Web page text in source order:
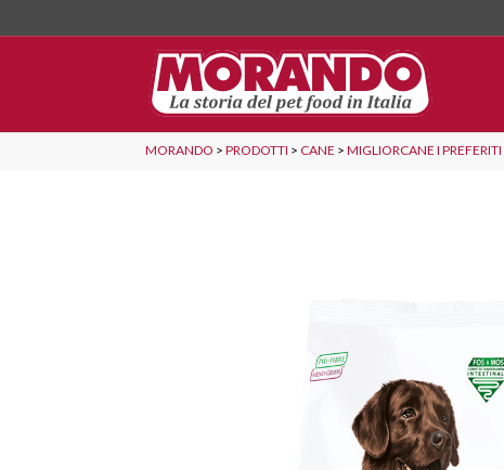
MORANDO >PRODOTTI >CANE >MIGLIORCANE I PREFERITI